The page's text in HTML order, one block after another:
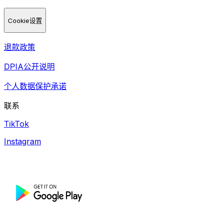
Cookie设置
退款政策
DPIA公开说明
个人数据保护承诺
联系
TikTok
Instagram